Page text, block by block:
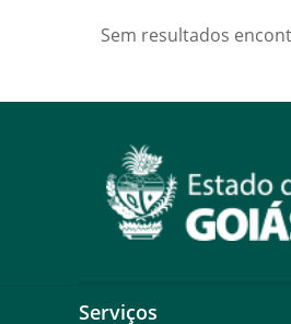
Sem resultados
Serviços